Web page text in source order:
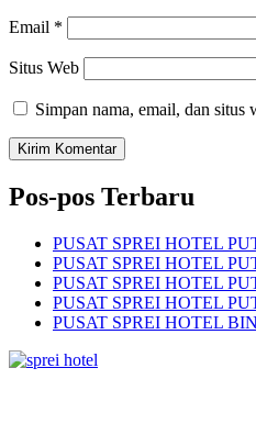
Email *
Situs Web
Simpan nama, email, dan situs
Pos-pos Terbaru
PUSAT SPREI HOTEL
PUSAT SPREI HOTEL
PUSAT SPREI HOTEL
PUSAT SPREI HOTEL
PUSAT SPREI HOTEL